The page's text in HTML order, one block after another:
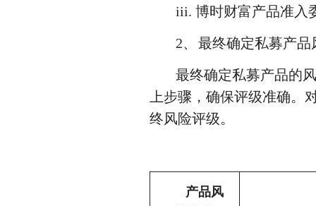
iii. 博时财富产品准入
2、 最终确定私募产品
最终确定私募产品的
上步骤，确保评级准确
终风险评级。
产品风